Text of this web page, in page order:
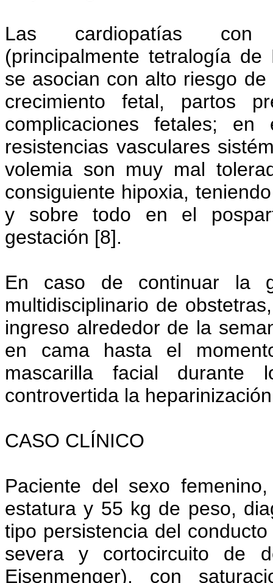
Las cardiopatías con
(principalmente tetralogía
se asocian con alto riesgo
crecimiento fetal, partos
complicaciones fetales;
resistencias vasculares
volemia son muy mal
consiguiente hipoxia,
y sobre todo en el
gestación [8].
En caso de continuar la
multidisciplinario de
ingreso alrededor de la
en cama hasta el
mascarilla facial durante
controvertida la
CASO CLÍNICO
Paciente del sexo
estatura y 55 kg de peso,
tipo persistencia del
severa y cortocircuito de
Eisenmenger), con